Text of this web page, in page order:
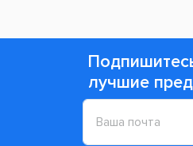
лучшие